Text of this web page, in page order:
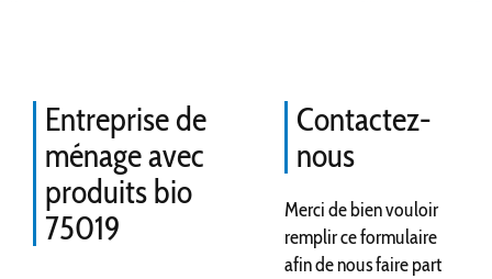
Entreprise de
ménage avec
produits bio
75019
Contactez-
nous
Merci de bien vouloir
remplir ce formulaire
afin de nous faire part